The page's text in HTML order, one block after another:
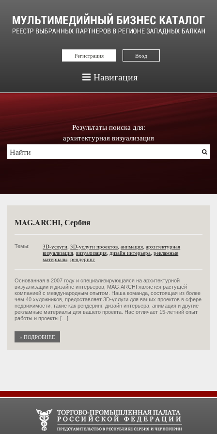
Регистрация Вход
Навигация
Результаты поиска для:
архитектурная визуализация
MAG.ARCHI, Сербия
Темы: 3D-услуги,3D-услуги проектов,анимация,архитектурная
визуализация,визуализация,дизайн интерьера,рекламные
материалы,рендеринг
Основанная в 2007 году и специализирующаяся на архитектурной
визуализации и дизайне интерьеров, MAG.ARCHI является растущей
компанией с международным опытом. Наша команда, состоящая из более
чем 40 художников, предоставляет 3D-услуги для ваших проектов в сфере
недвижимости, такие как рендеринг, дизайн интерьера, анимация и другие
рекламные материалы для вашего проекта. Нас отличает 15-летний опыт
работы и проекты […]
» ПОДРОБНЕЕ